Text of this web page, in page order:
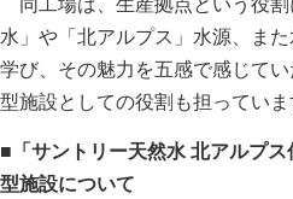
水」や「北アルプス」水源、ま
学び、その魅力を五感で感じて
型施設としての役割も担っていま
■「サントリー天然水 北アルプ
型施設について